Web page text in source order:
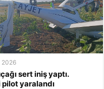
2026
sert iniş yaptı.
yaralandı